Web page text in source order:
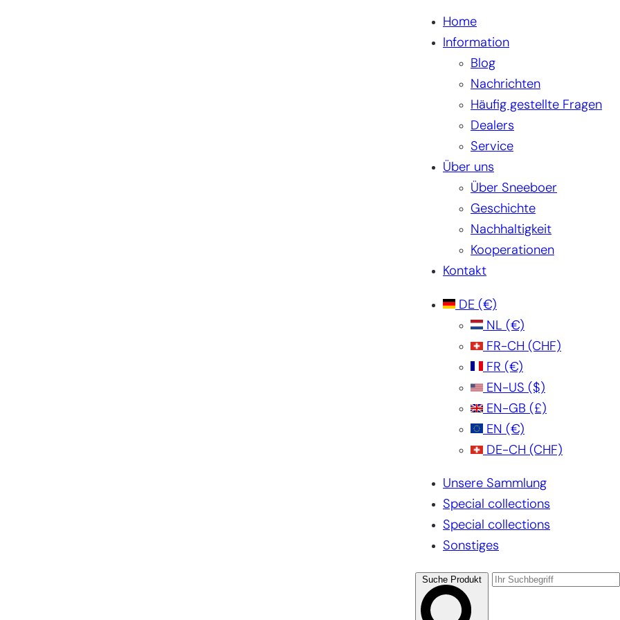
Home
Information
Blog
Nachrichten
Häufig gestellte Fragen
Dealers
Service
Über uns
Über Sneeboer
Geschichte
Nachhaltigkeit
Kooperationen
Kontakt
DE (€)
NL (€)
FR-CH (CHF)
FR (€)
EN-US ($)
EN-GB (£)
EN (€)
DE-CH (CHF)
Unsere Sammlung
Special collections
Special collections
Sonstiges
Suche Produkt